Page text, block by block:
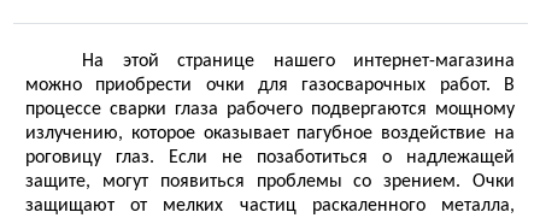
На этой странице нашего интернет-магазина
можно приобрести очки для газосварочных работ. В
излучению, которое оказывает пагубное воздействие на
роговицу глаз. Если не позаботиться о надлежащей
защите, могут появиться проблемы со зрением. Очки
защищают от мелких частиц раскаленного металла,